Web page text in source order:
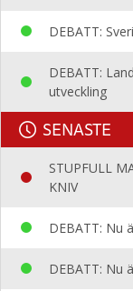
DEBATT:
DEBATT:
utveckling
SENASTE
STUPFULL
KNIV
DEBATT: Nu
DEBATT: Nu